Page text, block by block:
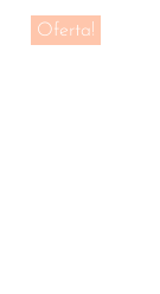
Oferta!